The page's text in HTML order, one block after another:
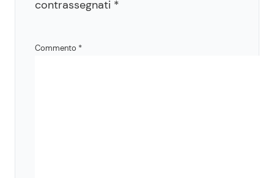
contrassegnati *
Commento *